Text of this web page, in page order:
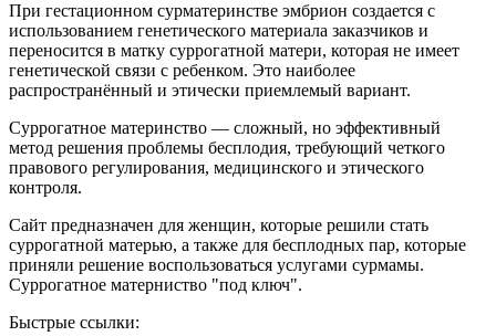
При гестационном сурматеринстве эмбрион создается с
использованием генетического материала заказчиков и
переносится в матку суррогатной матери, которая не имеет
генетической связи с ребенком. Это наиболее
распространённый и этически приемлемый вариант.
Суррогатное материнство — сложный, но эффективный
метод решения проблемы бесплодия, требующий четкого
правового регулирования, медицинского и этического
контроля.
Сайт предназначен для женщин, которые решили стать
суррогатной матерью, а также для бесплодных пар, которые
приняли решение воспользоваться услугами сурмамы.
Суррогатное матерниство "под ключ".
Быстрые ссылки: